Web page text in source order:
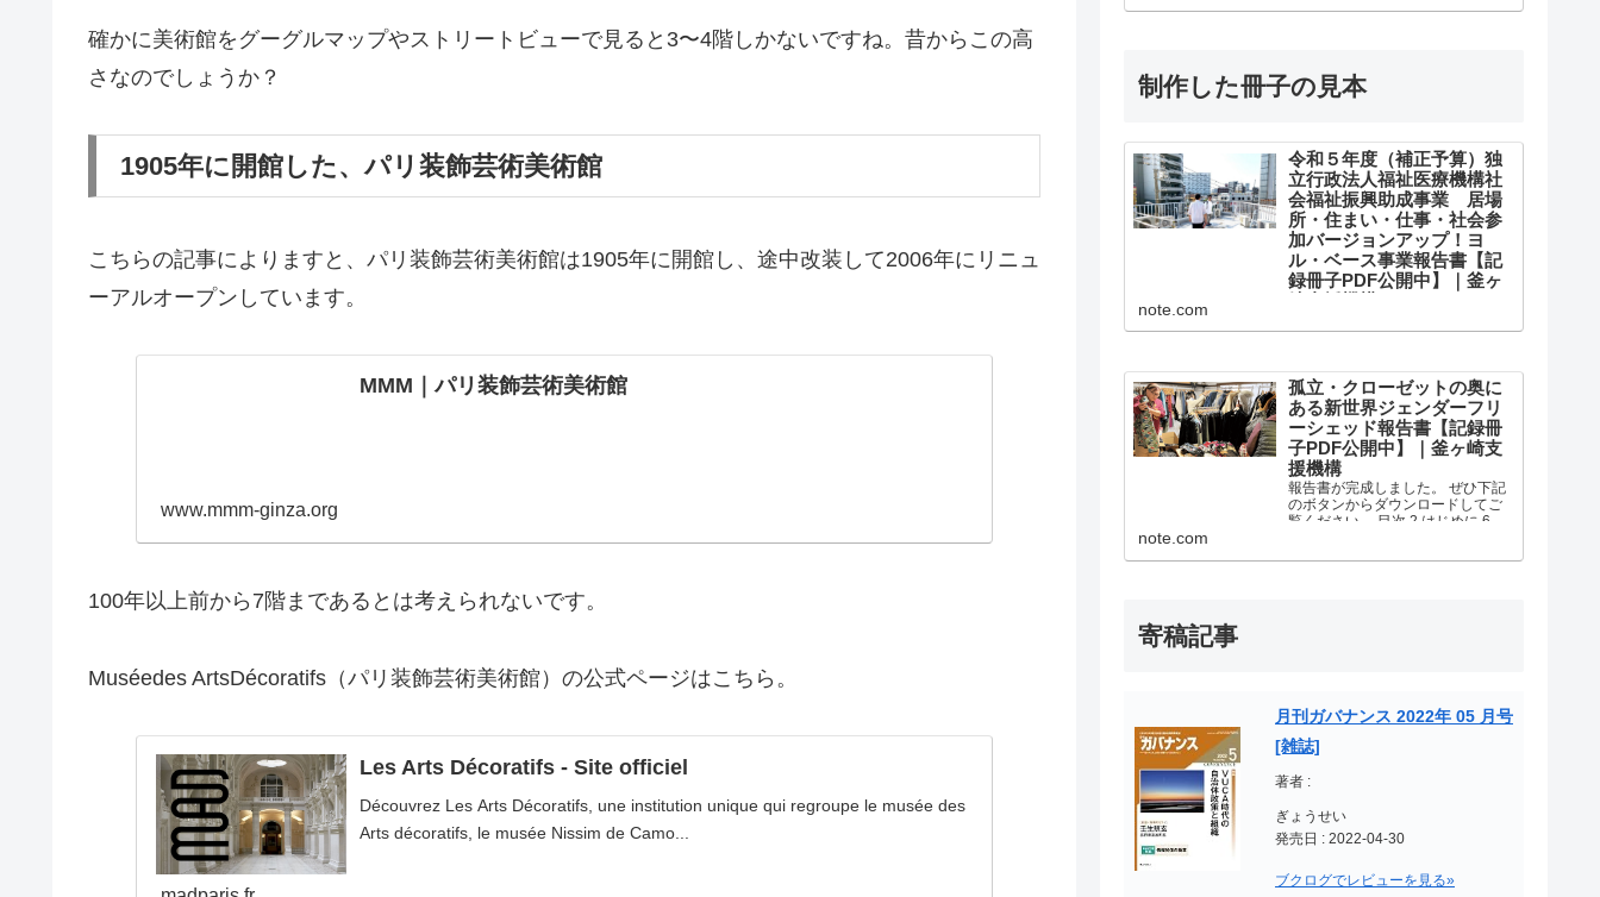
確かに美術館をグーグルマップやストリートビューで見ると3〜4階しかないですね。昔からこの高
さなのでしょうか？
1905年に開館した、パリ装飾芸術美術館
こちらの記事によりますと、パリ装飾芸術美術館は1905年に開館し、途中改装して2006年にリニュ
ーアルオープンしています。
MMM｜パリ装飾芸術美術館
www.mmm-ginza.org
100年以上前から7階まであるとは考えられないです。
Muséedes ArtsDécoratifs（パリ装飾芸術美術館）の公式ページはこちら。
Les Arts Décoratifs - Site officiel
Découvrez Les Arts Décoratifs, une institution unique qui regroupe le musée des
Arts décoratifs, le musée Nissim de Camo...
制作した冊子の見本
令和５年度（補正予算）独
立行政法人福祉医療機構社
会福祉振興助成事業 居場
所・住まい・仕事・社会参
加バージョンアップ！ヨ
ル・ベース事業報告書【記
録冊子PDF公開中】｜釜ヶ
法人福祉医療機構社会福祉振興助
社会参加バージョンアップ！ヨ
ル・ベース事業の報告書が完成し
ました。 ぜひ下記のボタンからダ
ウンロードしてご覧ください。 ヨ
ル・ベース.pdf 1.7...
note.com
孤立・クローゼットの奥に
ある新世界ジェンダーフリ
ーシェッド報告書【記録冊
子PDF公開中】｜釜ヶ崎支
援機構
報告書が完成しました。 ぜひ下記
のボタンからダウンロードしてご
覧ください。 目次 2 はじめに 6 ぬ
note.com
寄稿記事
月刊ガバナンス 2022年 05 月号
[雑誌]
著者 :
ぎょうせい
発売日 : 2022-04-30
ブクログでレビューを見る»